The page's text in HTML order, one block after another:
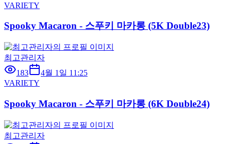
VARIETY
Spooky Macaron - 스푸키 마카롱 (5K Double23)
최고관리자
183
4월 1일 11:25
VARIETY
Spooky Macaron - 스푸키 마카롱 (6K Double24)
최고관리자